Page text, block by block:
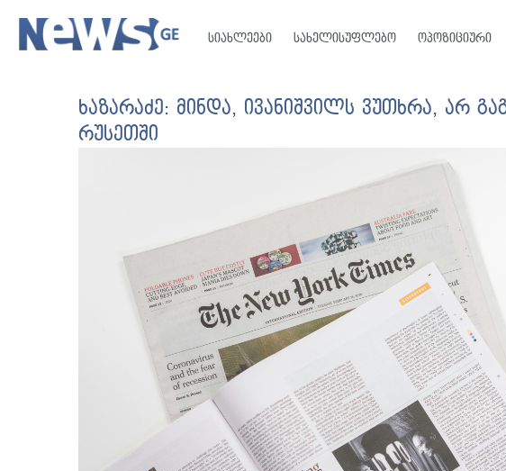
სიახლეები სახელისუფლებო ოპოზიციური
ხაზარაძე: მინდა, ივანიშვილს ვუთხრა, არ
რუსეთში